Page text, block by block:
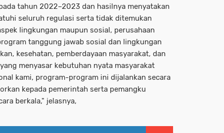
tahun 2022–2023 dan hasilnya menyatakan
seluruh regulasi serta tidak ditemukan
lingkungan maupun sosial, perusahaan
tanggung jawab sosial dan lingkungan
kesehatan, pemberdayaan masyarakat, dan
menyasar kebutuhan nyata masyarakat
kami, program-program ini dijalankan secara
kepada pemerintah serta pemangku
berkala," jelasnya,